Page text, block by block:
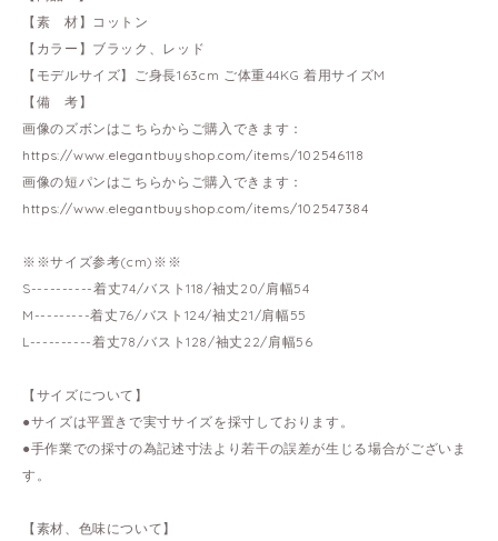
【素 材】コットン
【カラー】ブラック、レッド
【モデルサイズ】ご身長163cm ご体重44KG 着用サイズM
【備 考】
画像のズボンはこちらからご購入できます：
https://www.elegantbuyshop.com/items/102546118
画像の短パンはこちらからご購入できます：
https://www.elegantbuyshop.com/items/102547384
※※サイズ参考(cm)※※
S----------着丈74/バスト118/袖丈20/肩幅54
M---------着丈76/バスト124/袖丈21/肩幅55
L----------着丈78/バスト128/袖丈22/肩幅56
【サイズについて】
●サイズは平置きで実寸サイズを採寸しております。
●手作業での採寸の為記述寸法より若干の誤差が生じる場合がございま
す。
【素材、色味について】